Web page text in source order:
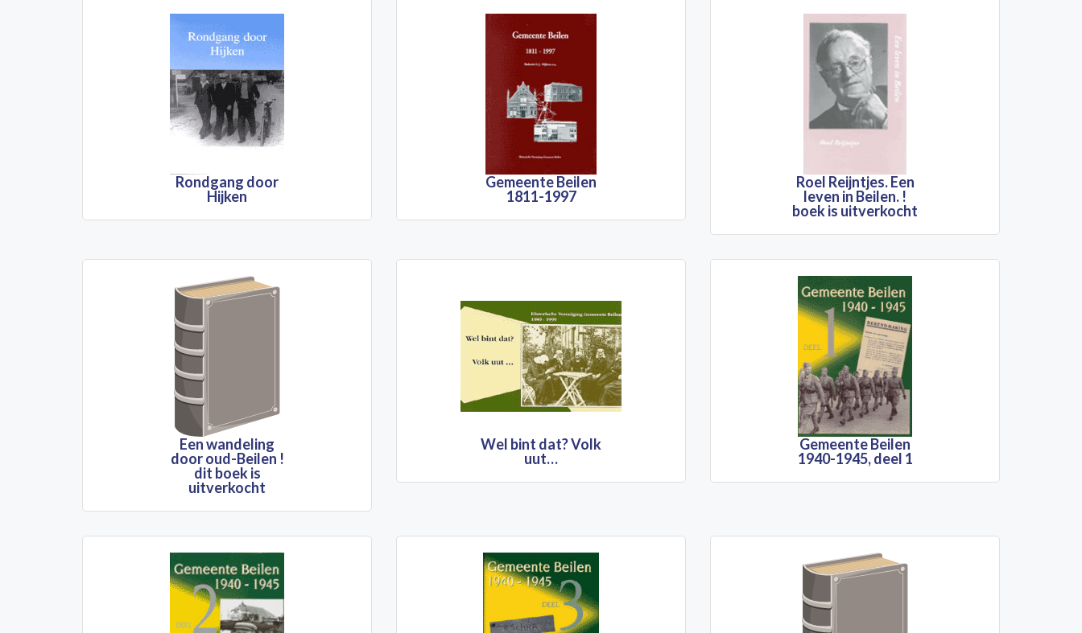
Rondgang door
Hijken
Gemeente Beilen
1811-1997
Roel Reijntjes. Een
leven in Beilen. !
boek is uitverkocht
Een wandeling
door oud-Beilen !
dit boek is
uitverkocht
Wel bint dat? Volk
uut…
Gemeente Beilen
1940-1945, deel 1